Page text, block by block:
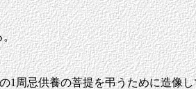
。
周忌供養の菩提を弔うために造像